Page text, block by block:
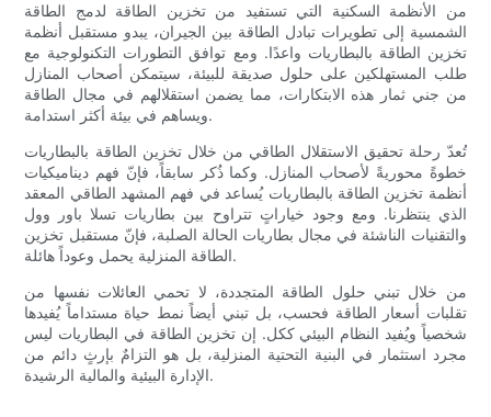
من الأنظمة السكنية التي تستفيد من تخزين الطاقة لدمج الطاقة
الشمسية إلى تطويرات تبادل الطاقة بين الجيران، يبدو مستقبل أنظمة
تخزين الطاقة بالبطاريات واعدًا. ومع توافق التطورات التكنولوجية مع
طلب المستهلكين على حلول صديقة للبيئة، سيتمكن أصحاب المنازل
من جني ثمار هذه الابتكارات، مما يضمن استقلالهم في مجال الطاقة
ويساهم في بيئة أكثر استدامة.
تُعدّ رحلة تحقيق الاستقلال الطاقي من خلال تخزين الطاقة بالبطاريات
خطوةً محوريةً لأصحاب المنازل. وكما ذُكر سابقاً، فإنّ فهم ديناميكيات
أنظمة تخزين الطاقة بالبطاريات يُساعد في فهم المشهد الطاقي المعقد
الذي ينتظرنا. ومع وجود خياراتٍ تتراوح بين بطاريات تسلا باور وول
والتقنيات الناشئة في مجال بطاريات الحالة الصلبة، فإنّ مستقبل تخزين
الطاقة المنزلية يحمل وعوداً هائلة.
من خلال تبني حلول الطاقة المتجددة، لا تحمي العائلات نفسها من
تقلبات أسعار الطاقة فحسب، بل تبني أيضاً نمط حياة مستداماً يُفيدها
شخصياً ويُفيد النظام البيئي ككل. إن تخزين الطاقة في البطاريات ليس
مجرد استثمار في البنية التحتية المنزلية، بل هو التزامٌ بإرثٍ دائم من
الإدارة البيئية والمالية الرشيدة.